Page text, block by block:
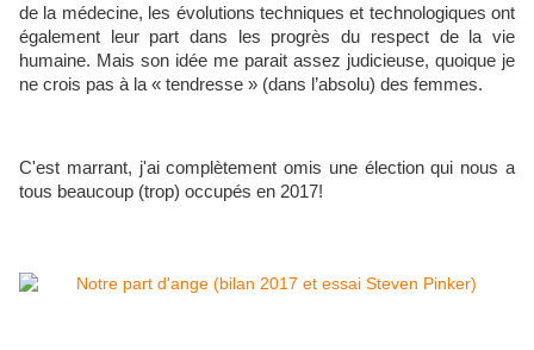
de la médecine, les évolutions techniques et technologiques ont
également leur part dans les progrès du respect de la vie
humaine. Mais son idée me parait assez judicieuse, quoique je
ne crois pas à la « tendresse » (dans l’absolu) des femmes.
C'est marrant, j'ai complètement omis une élection qui nous a
tous beaucoup (trop) occupés en 2017!